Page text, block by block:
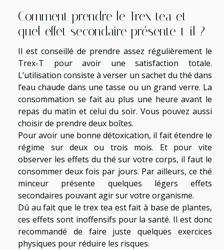
Comment prendre le Trex tea et
quel effet secondaire présente-t-il ?
Il est conseillé de prendre assez régulièrement le
Trex-T pour avoir une satisfaction totale.
L’utilisation consiste à verser un sachet du thé dans
l’eau chaude dans une tasse ou un grand verre. La
consommation se fait au plus une heure avant le
repas du matin et celui du soir. Vous pouvez aussi
choisir de prendre deux boîtes.
Pour avoir une bonne détoxication, il fait étendre le
régime sur deux ou trois mois. Et pour vite
observer les effets du thé sur votre corps, il faut le
consommer deux fois par jours. Par ailleurs, ce thé
minceur présente quelques légers effets
secondaires pouvant agir sur votre organisme.
Dû au fait que le trex tea est fait à base de plantes,
ces effets sont inoffensifs pour la santé. Il est donc
recommandé de faire juste quelques exercices
physiques pour réduire les risques.